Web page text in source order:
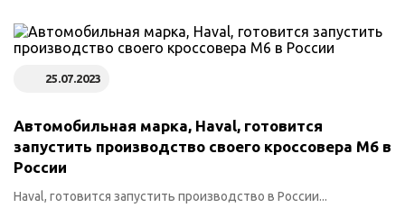
25.07.2023
Автомобильная марка, Haval, готовится
запустить производство своего кроссовера M6 в
России
Haval, готовится запустить производство в России...